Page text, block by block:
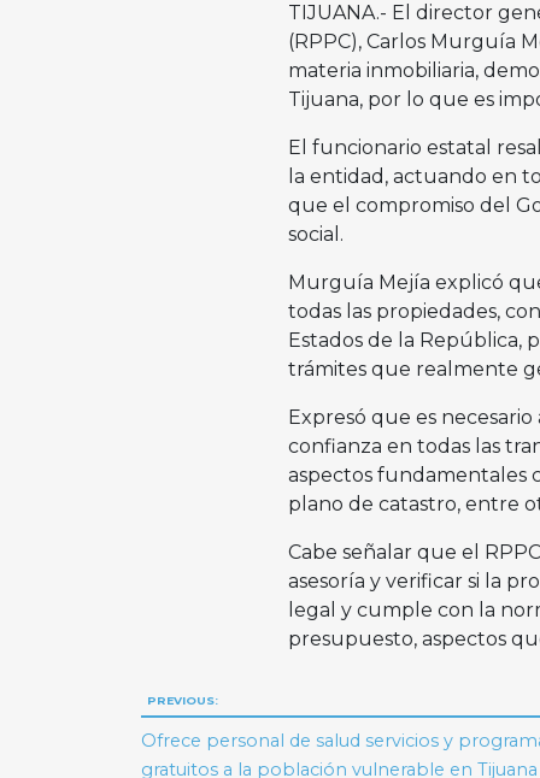
TIJUANA.- El director
(RPPC), Carlos Murguía
materia inmobiliaria,
Tijuana, por lo que es
El funcionario estatal
la entidad, actuando en
que el compromiso del
social.
Murguía Mejía explicó
todas las propiedades,
Estados de la
trámites que realmente
Expresó que es
confianza en todas las
aspectos fundamentales
plano de catastro, entre
Cabe señalar que el
asesoría y verificar si la
legal y cumple con la
presupuesto, aspectos
Navegación
de
PREVIOUS:
Ofrece personal de salud servicios y
gratuitos a la población vulnerable en Tijuana